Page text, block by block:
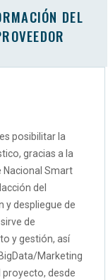
DEL
posibilitar la
gracias a la
Nacional Smart
del
y despliegue de
de
y gestión, así
Marketing
proyecto, desde